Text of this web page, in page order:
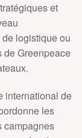
et
logistique ou
de Greenpeace
international de
les
campagnes